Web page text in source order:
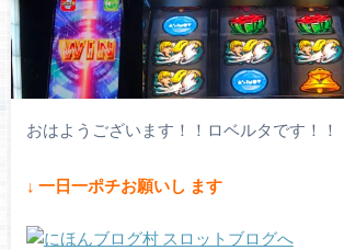
おはようございます！！ロベルタです！！
↓ 一日一ポチお願いし ます